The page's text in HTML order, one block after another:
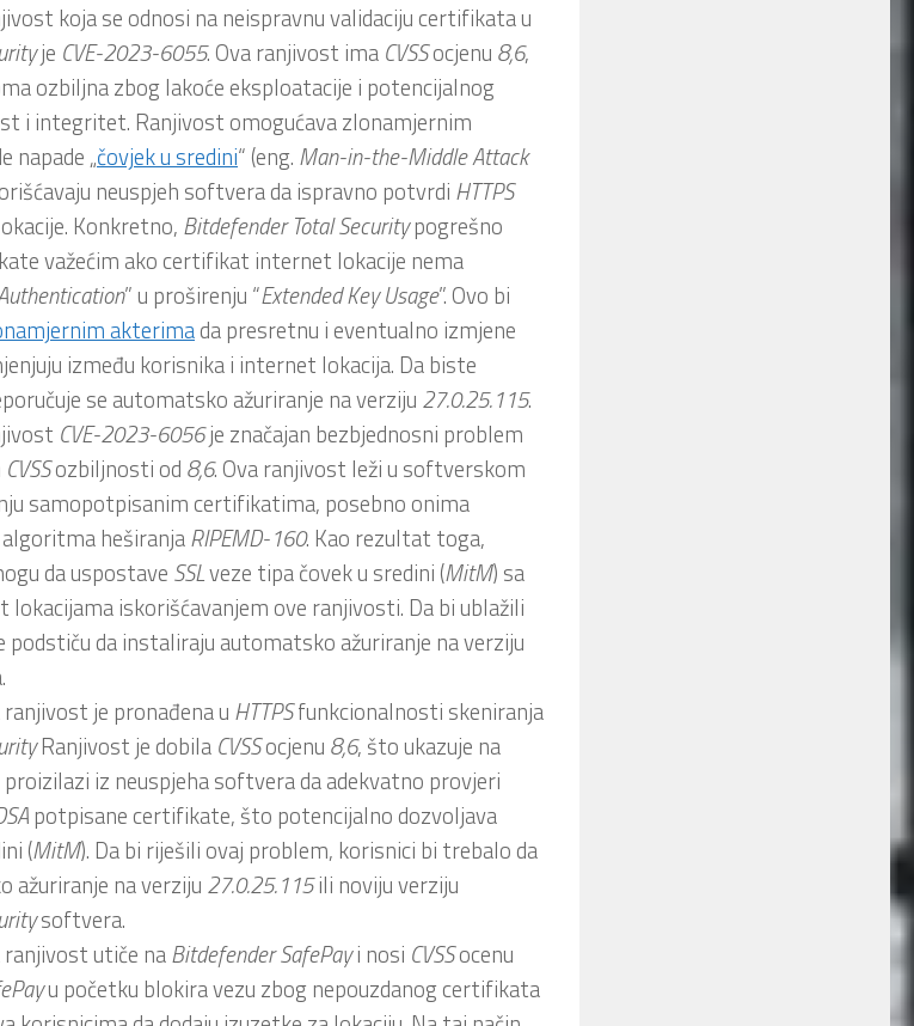
koja se odnosi na neispravnu validaciju certifikata u
je CVE-2023-6055. Ova ranjivost ima CVSSocjenu 8,6,
ozbiljna zbog lakoće eksploatacije i potencijalnog
i integritet. Ranjivost omogućava zlonamjernim
napade „čovjek u sredini“ (eng. Man-in-the-Middle Attack
neuspjeh softvera da ispravno potvrdi HTTPS
Konkretno, Bitdefender TotalSecuritypogrešno
važećim ako certifikat internet lokacije nema
” u proširenju “ExtendedKey Usage”. Ovo bi
akterimada presretnu i eventualno izmjene
između korisnika i internet lokacija. Da biste
se automatsko ažuriranje na verziju 27.0.25.115.
CVE-2023-6056je značajan bezbjednosni problem
CVSSozbiljnosti od 8,6. Ova ranjivost leži u softverskom
samopotpisanim certifikatima, posebno onima
heširanjaRIPEMD-160. Kao rezultat toga,
da uspostave SSLveze tipa čovek u sredini (MitM) sa
iskorišćavanjem ove ranjivosti. Da bi ublažili
podstiču da instaliraju automatsko ažuriranje na verziju
ranjivost je pronađena u HTTPSfunkcionalnosti skeniranja
Ranjivost je dobila CVSSocjenu 8,6, što ukazuje na
iz neuspjeha softvera da adekvatno provjeri
potpisane certifikate, što potencijalno dozvoljava
(MitM). Da bi riješili ovaj problem, korisnici bi trebalo da
ažuriranje na verziju 27.0.25.115ili noviju verziju
softvera.
ranjivost utiče naBitdefenderSafePayi nosi CVSSocenu
u početku blokira vezu zbog nepouzdanog certifikata